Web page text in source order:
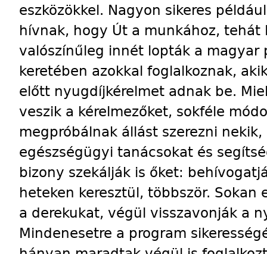
eszközökkel. Nagyon sikeres
hívnak, hogy Út a munkához, tehát
valószínűleg innét lopták a magyar
keretében azokkal foglalkoznak,
előtt nyugdíjkérelmet adnak be.
veszik a kérelmezőket, sokféle
megpróbálnak állást szerezni
egészségügyi tanácsokat és
bizony szekálják is őket:
heteken keresztül, többször.
a derekukat, végül visszavonják a
Mindenesetre a program